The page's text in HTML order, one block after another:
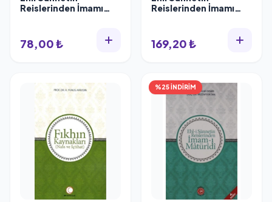
Reislerinden İmamı
78,00 ₺
Reislerinden İmamı
169,20 ₺
%25 İNDİRİM